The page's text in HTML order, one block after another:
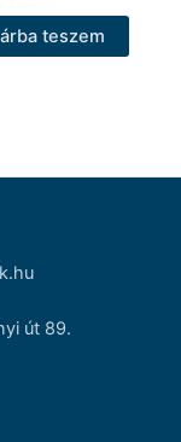
teszem
út 89.